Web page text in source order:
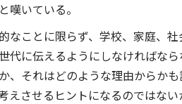
嘆いている。
なことに限らず、学校、家庭、
代に伝えるようにしなければな
、それはどのような理由からか
させるヒントになるのではない